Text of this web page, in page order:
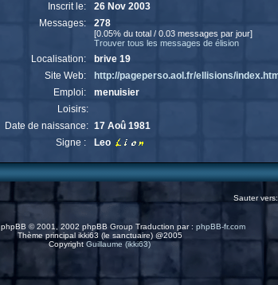
Inscrit le:
26 Nov 2003
Messages:
278
[0.05% du total / 0.03 messages par jour]
Trouver tous les messages de élision
Localisation:
brive 19
Site Web:
http://pageperso.aol.fr/ellisions/
Emploi:
menuisier
Loisirs:
Date de naissance: 17 Aoû 1981
Signe :
Leo
Sauter
phpBB © 2001, 2002 phpBB Group Traduction par : phpBB-fr.com
Thème principal ikki63 (le sanctuaire) @2005
Copyright Guillaume (ikki63)